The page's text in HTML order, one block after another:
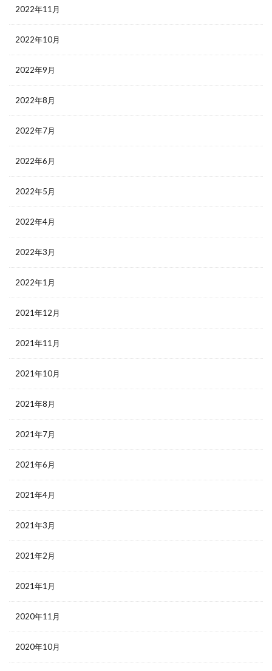
2022年11月
2022年10月
2022年9月
2022年8月
2022年7月
2022年6月
2022年5月
2022年4月
2022年3月
2022年1月
2021年12月
2021年11月
2021年10月
2021年8月
2021年7月
2021年6月
2021年4月
2021年3月
2021年2月
2021年1月
2020年11月
2020年10月